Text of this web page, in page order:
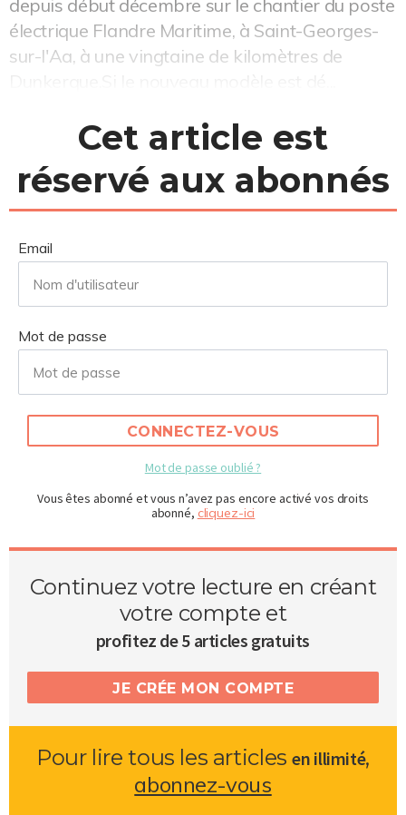
depuis début décembre sur le chantier du poste
électrique Flandre Maritime, à Saint-Georges-
sur-l'Aa, à une vingtaine de kilomètres de
Cet article est
réservé aux abonnés
Email
Mot de passe
CONNECTEZ-VOUS
Mot de passe oublié ?
Vous êtes abonné et vous n’avez pas encore activé vos droits
abonné, cliquez-ici
Continuez votre lecture en créant
votre compte et
profitez de 5 articles gratuits
JE CRÉE MON COMPTE
Pour lire tous les articlesen illimité,
abonnez-vous